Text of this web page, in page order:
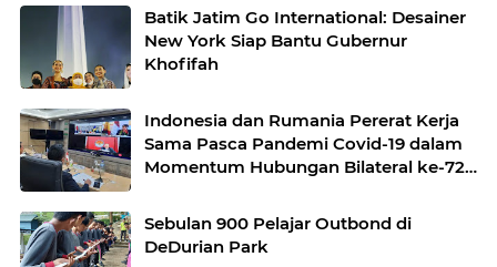
Batik Jatim Go International: Desainer
New York Siap Bantu Gubernur
Khofifah
Indonesia dan Rumania Pererat Kerja
Sama Pasca Pandemi Covid-19 dalam
Momentum Hubungan Bilateral ke-72
Sebulan 900 Pelajar Outbond di
DeDurian Park